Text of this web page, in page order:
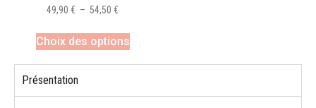
49,90 € – 54,50 €
Choix des options
Présentation